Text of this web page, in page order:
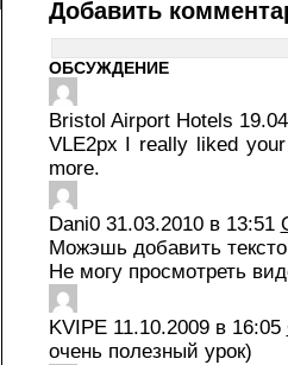
Добавить
ОБСУЖДЕНИЕ
Bristol Airport Hotels
VLE2px I really liked
more.
Dani0 31.03.2010 в 13:51
Можэшь добавить
Не могу просмотреть
KVIPE 11.10.2009 в 16:05
очень полезный урок)